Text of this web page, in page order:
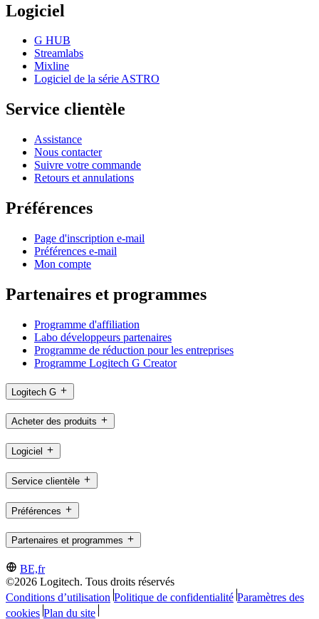
Logiciel
G HUB
Streamlabs
Mixline
Logiciel de la série ASTRO
Service clientèle
Assistance
Nous contacter
Suivre votre commande
Retours et annulations
Préférences
Page d'inscription e-mail
Préférences e-mail
Mon compte
Partenaires et programmes
Programme d'affiliation
Labo développeurs partenaires
Programme de réduction pour les entreprises
Programme Logitech G Creator
Logitech G
Acheter des produits
Logiciel
Service clientèle
Préférences
Partenaires et programmes
BE,fr
©2026 Logitech. Tous droits réservés
Conditions d’utilisation Politique de confidentialité Paramètres des
cookies Plan du site